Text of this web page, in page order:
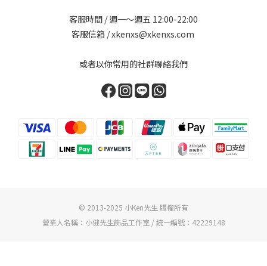
客服時間 / 週一～週五 12:00-22:00
客服信箱 / xkenxs@xkenxs.com
或者以你常用的社群聯絡我們
© 2013-2025 小Ken先生 版權所有
營業人名稱：小健先生飾品工作室 / 統一編號：42229148